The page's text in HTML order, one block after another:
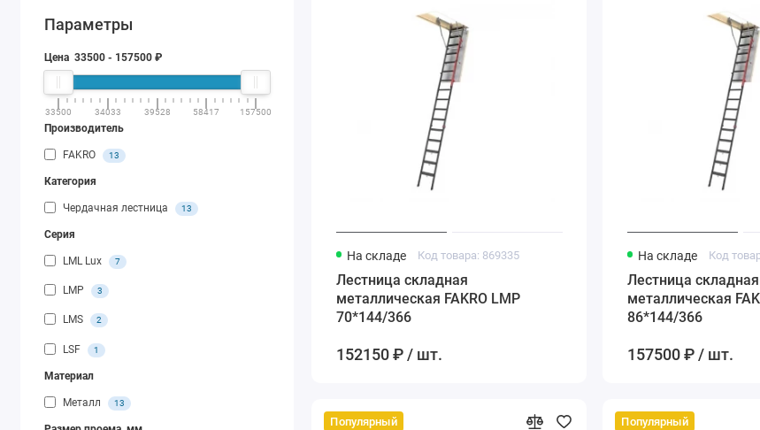
Параметры
Цена33500 - 157500 ₽
33500 34033 39528 58417 157500
Производитель
FAKRO 13
Категория
Чердачная лестница 13
Серия
LML Lux 7
LMP 3
LMS 2
LSF 1
Материал
Металл 13
На складе Код товара: 869335
Лестница складная
металлическая FAKRO LMP
70*144/366
152150 ₽ / шт.
На складе Код
Лестница складная
металлическая
86*144/366
157500 ₽ / шт.
Популярный
Популярный